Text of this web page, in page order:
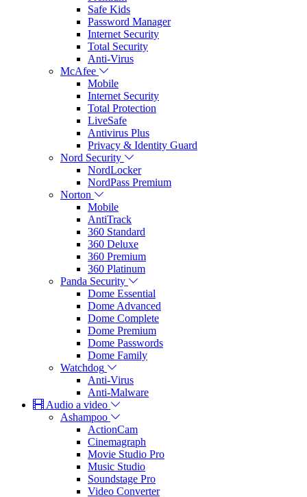
Safe Kids
Password Manager
Internet Security
Total Security
Anti-Virus
McAfee
Mobile
Internet Security
Total Protection
LiveSafe
Antivirus Plus
Privacy & Identity Guard
Nord Security
NordLocker
NordPass Premium
Norton
Mobile
AntiTrack
360 Standard
360 Deluxe
360 Premium
360 Platinum
Panda Security
Dome Essential
Dome Advanced
Dome Complete
Dome Premium
Dome Passwords
Dome Family
Watchdog
Anti-Virus
Anti-Malware
Audio a video
Ashampoo
ActionCam
Cinemagraph
Movie Studio Pro
Music Studio
Soundstage Pro
Video Converter